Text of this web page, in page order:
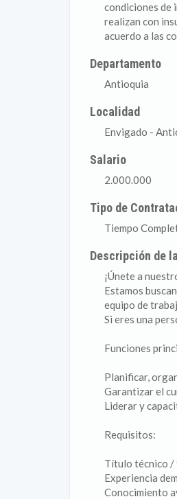
condiciones de
realizan con
acuerdo a las
Departamento
Antioquia
Localidad
Envigado -
Salario
2.000.000
Tipo de
Tiempo
Descripción de
¡Únete a
Estamos
equipo de
Si eres una
Funciones
Planificar,
Garantizar el
Liderar y
Requisitos:
Título técnico /
Experiencia
Conocimiento